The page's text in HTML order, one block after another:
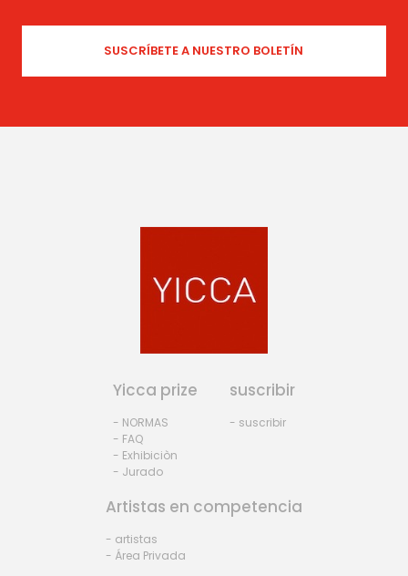
Yicca prize
- NORMAS
- FAQ
- Exhibiciòn
- Jurado
suscribir
- suscribir
Artistas en competencia
- artistas
- Área Privada